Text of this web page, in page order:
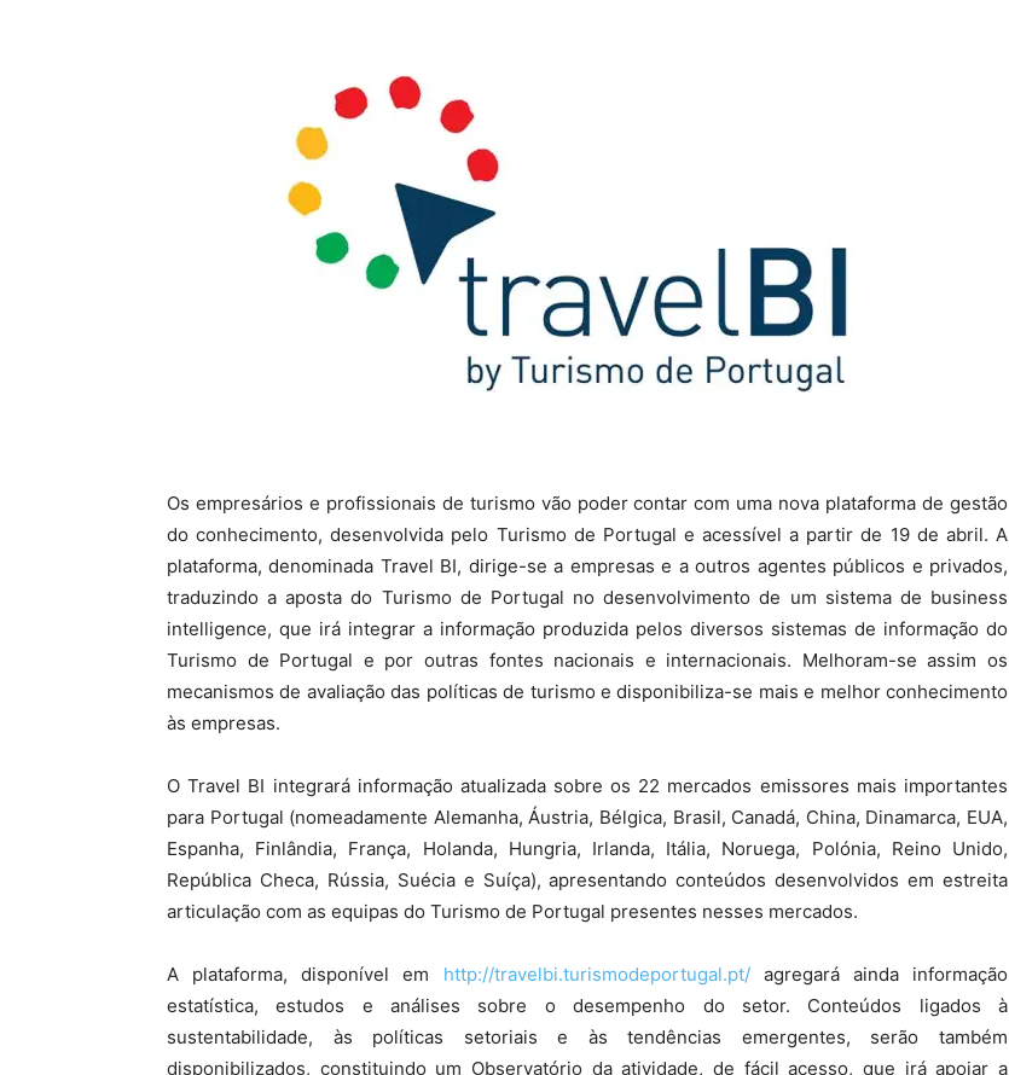
Os empresários e profissionais de turismo vão poder contar com uma nova plataforma de gestão
do conhecimento, desenvolvida pelo Turismo de Portugal e acessível a partir de 19 de abril. A
plataforma, denominada Travel BI, dirige-se a empresas e a outros agentes públicos e privados,
traduzindo a aposta do Turismo de Portugal no desenvolvimento de um sistema de business
intelligence, que irá integrar a informação produzida pelos diversos sistemas de informação do
Turismo de Portugal e por outras fontes nacionais e internacionais. Melhoram-se assim os
mecanismos de avaliação das políticas de turismo e disponibiliza-se mais e melhor conhecimento
às empresas.
O Travel BI integrará informação atualizada sobre os 22 mercados emissores mais importantes
para Portugal (nomeadamente Alemanha, Áustria, Bélgica, Brasil, Canadá, China, Dinamarca, EUA,
Espanha, Finlândia, França, Holanda, Hungria, Irlanda, Itália, Noruega, Polónia, Reino Unido,
República Checa, Rússia, Suécia e Suíça), apresentando conteúdos desenvolvidos em estreita
articulação com as equipas do Turismo de Portugal presentes nesses mercados.
A plataforma, disponível em http://travelbi.turismodeportugal.pt/agregará ainda informação
estatística, estudos e análises sobre o desempenho do setor. Conteúdos ligados à
sustentabilidade, às políticas setoriais e às tendências emergentes, serão também
disponibilizados, constituindo um Observatório da atividade, de fácil acesso, que irá apoiar a